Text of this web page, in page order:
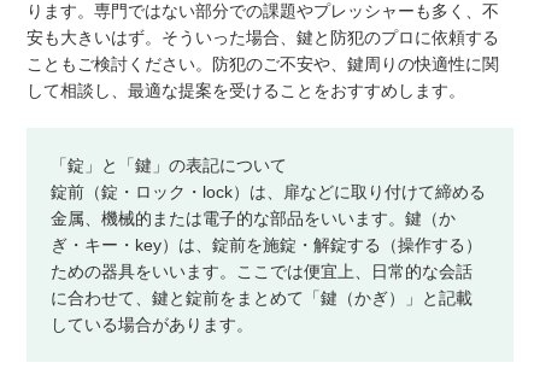
ります。専門ではない部分での課題やプレッシャーも多く、不
安も大きいはず。そういった場合、鍵と防犯のプロに依頼する
こともご検討ください。防犯のご不安や、鍵周りの快適性に関
して相談し、最適な提案を受けることをおすすめします。
「錠」と「鍵」の表記について
錠前（錠・ロック・lock）は、扉などに取り付けて締める
金属、機械的または電子的な部品をいいます。鍵（か
ぎ・キー・key）は、錠前を施錠・解錠する（操作する）
ための器具をいいます。ここでは便宜上、日常的な会話
に合わせて、鍵と錠前をまとめて「鍵（かぎ）」と記載
している場合があります。